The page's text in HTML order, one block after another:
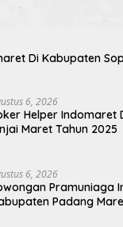
Di Kabupaten
6, 2026
Helper Indomaret
Maret Tahun 2025
6, 2026
Pramuniaga
Padang